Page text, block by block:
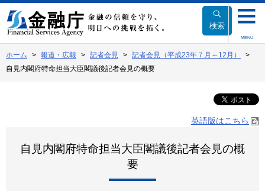
文
へ
動
検索
MENU
ホーム 報道・広報 記者会見
記者会見（平成23年７月～12月）
自見内閣府特命担当大臣閣議後記者会見の概要
英語版はこちら
自見内閣府特命担当大臣閣議後記者会見の概
要